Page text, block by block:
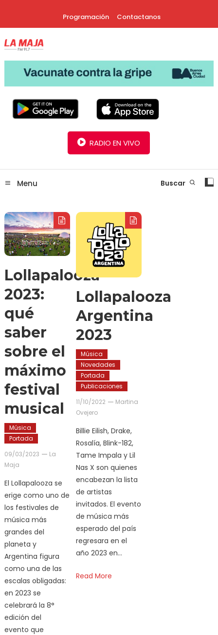
Programación Contactanos
Radio La Maja
RADIO EN VIVO
Menu Buscar
Lollapalooza
2023:
qué
saber
sobre el
máximo
festival
musical
Música
Portada
09/03/2023
La
Maja
El Lollapalooza se
erige como uno de
los festivales de
música más
grandes del
planeta y
Argentina figura
como una de las
escalas obligadas:
en 2023 se
celebrará la 8°
edición del
evento que
Lollapalooza
Argentina
2023
Música
Novedades
Portada
Publicaciones
11/10/2022
Martina
Ovejero
Billie Eilish, Drake,
Rosalía, Blink-182,
Tame Impala y Lil
Nas X son quienes
encabezan la lista
de artistas
invitados. El evento
de música más
esperado del país
regresara en el
año 2023 en…
Read More